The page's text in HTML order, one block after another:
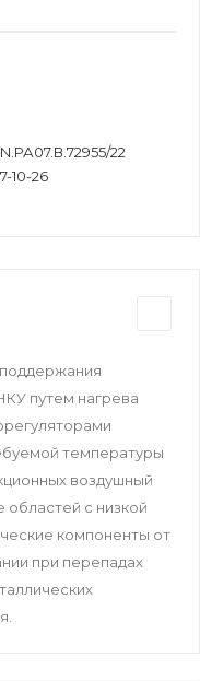
22
10-26
путем нагрева
температуры
воздушный
с низкой
компоненты от
при перепадах